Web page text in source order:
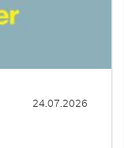
24.07.2026